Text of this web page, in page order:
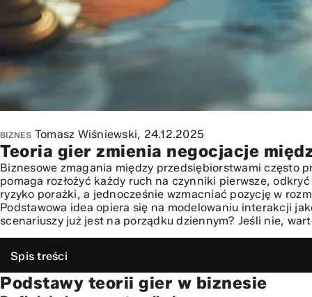
BIZNES Tomasz Wiśniewski, 24.12.2025
Teoria gier zmienia negocjacje
Biznesowe zmagania między przedsiębiorstwami często
pomaga rozłożyć każdy ruch na czynniki pierwsze,
ryzyko porażki, a jednocześnie wzmacniać pozycję w
Podstawowa idea opiera się na modelowaniu interakcji
scenariuszy już jest na porządku dziennym? Jeśli nie,
Spis treści
Podstawy teorii gier w biznesie
Podstawy teorii gier w biznesie